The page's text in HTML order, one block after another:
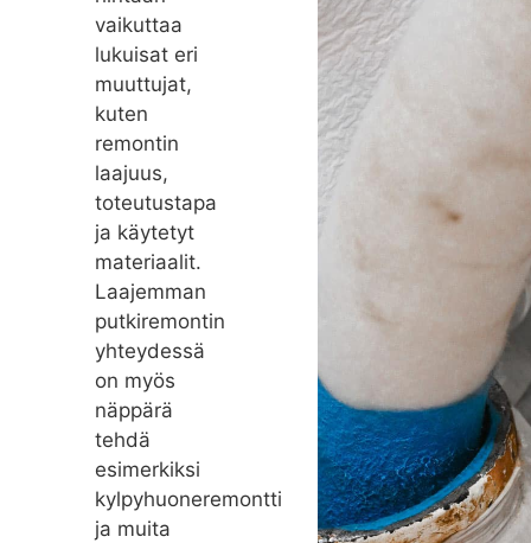
vaikuttaa
lukuisat eri
muuttujat,
kuten
remontin
laajuus,
toteutustapa
ja käytetyt
materiaalit.
Laajemman
putkiremontin
yhteydessä
on myös
näppärä
tehdä
esimerkiksi
kylpyhuoneremontti
ja muita